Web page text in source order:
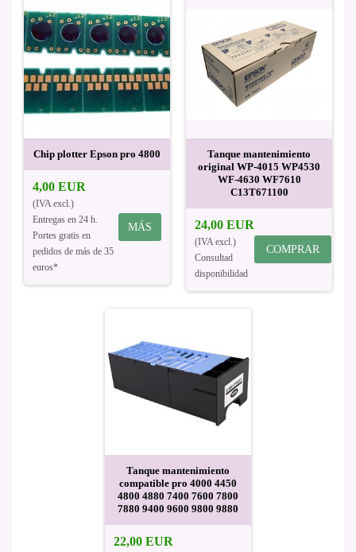
Chip plotter Epson pro 4800
4,00 EUR
(IVA excl.)
Entregas en 24 h.
Portes gratis en
pedidos de más de 35
euros*
MÁS
Tanque mantenimiento
original WP-4015 WP4530
WF-4630 WF7610
C13T671100
24,00 EUR
(IVA excl.)
Consultad
disponibilidad
COMPRAR
Tanque mantenimiento
compatible pro 4000 4450
4800 4880 7400 7600 7800
7880 9400 9600 9800 9880
22,00 EUR